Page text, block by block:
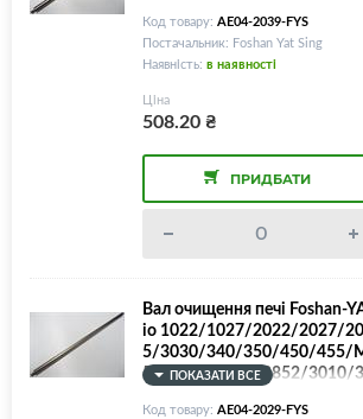
Код товару: AE04-2039-FYS
Постачальник: Foshan Yat Sing
Наявність: в наявності
Ціна
508.20₴
ПРИДБАТИ
Вал очищення печі Foshan-
io 1022/1027/2022/2027/
5/3030/340/350/450/455/
50/2553/2851/2852/3010/
3352/3353/AE042029, Fuser
ПОКАЗАТИ ВСЕ
Код товару: AE04-2029-FYS